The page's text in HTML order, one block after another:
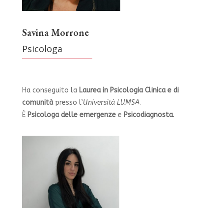
Savina Morrone
Psicologa
Ha conseguito la Laurea in Psicologia Clinica e di
comunitàpresso l’Università LUMSA.
ÈPsicologa delle emergenzee Psicodiagnosta.